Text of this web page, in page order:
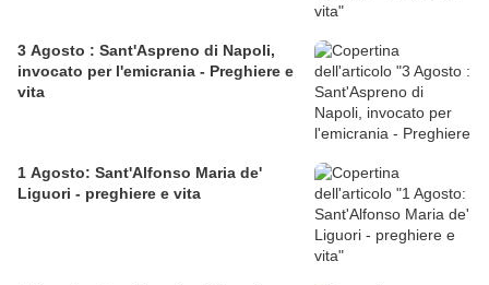
3 Agosto : Sant'Aspreno di Napoli,
invocato per l'emicrania - Preghiere e
vita
1 Agosto: Sant'Alfonso Maria de'
Liguori - preghiere e vita